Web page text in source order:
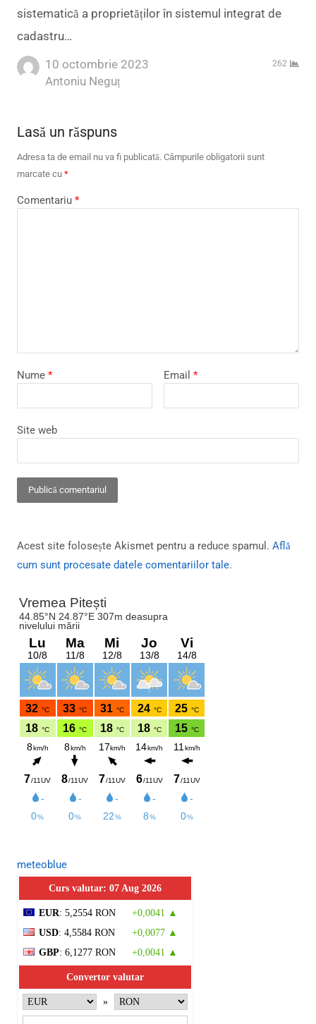
sistematică a proprietăților în sistemul integrat de
cadastru…
10 octombrie 2023
Author
Antoniu Neguț
262
Lasă un răspuns
Adresa ta de email nu va fi publicată. Câmpurile obligatorii sunt
marcate cu *
Comentariu *
Nume * Email *
Site web
Acest site folosește Akismet pentru a reduce spamul. Află
cum sunt procesate datele comentariilor tale.
meteoblue
Curs valutar: 07 Aug 2026
EUR: 5,2554 RON
+0,0041 ▲
USD: 4,5584 RON
+0,0077 ▲
GBP: 6,1277 RON +0,0041 ▲
Convertor valutar
»